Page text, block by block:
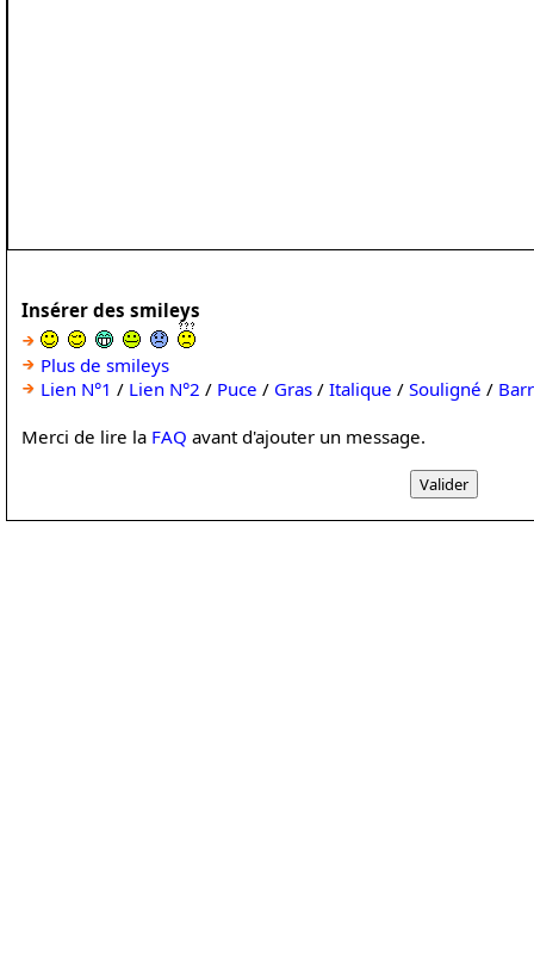
Insérer des smileys
Plus de smileys
Lien N°1 / Lien N°2 / Puce / Gras / Italique / Souligné /
Merci de lire la FAQ avant d'ajouter un message.